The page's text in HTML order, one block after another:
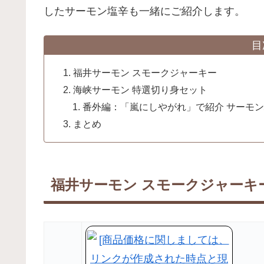
したサーモン塩辛も一緒にご紹介します。
福井サーモン スモークジャーキー
海峡サーモン 特選切り身セット
番外編：「嵐にしやがれ」で紹介 サーモ
まとめ
福井サーモン スモークジャーキ